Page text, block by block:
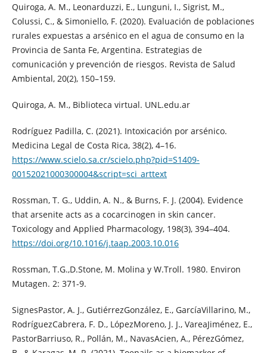
Quiroga, A. M., Leonarduzzi, E., Lunguni, I., Sigrist, M.,
Colussi, C., & Simoniello, F. (2020). Evaluación de poblaciones
rurales expuestas a arsénico en el agua de consumo en la
Provincia de Santa Fe, Argentina. Estrategias de
comunicación y prevención de riesgos. Revista de Salud
Ambiental, 20(2), 150–159.
Quiroga, A. M., Biblioteca virtual. UNL.edu.ar
Rodríguez Padilla, C. (2021). Intoxicación por arsénico.
Medicina Legal de Costa Rica, 38(2), 4–16.
https://www.scielo.sa.cr/scielo.php?pid=S1409-
00152021000300004&script=sci_arttext
Rossman, T. G., Uddin, A. N., & Burns, F. J. (2004). Evidence
that arsenite acts as a cocarcinogen in skin cancer.
Toxicology and Applied Pharmacology, 198(3), 394–404.
https://doi.org/10.1016/j.taap.2003.10.016
Rossman, T.G.,D.Stone, M. Molina y W.Troll. 1980. Environ
Mutagen. 2: 371-9.
SignesPastor, A. J., GutiérrezGonzález, E., GarcíaVillarino, M.,
RodríguezCabrera, F. D., LópezMoreno, J. J., VareaJiménez, E.,
PastorBarriuso, R., Pollán, M., NavasAcien, A., PérezGómez,